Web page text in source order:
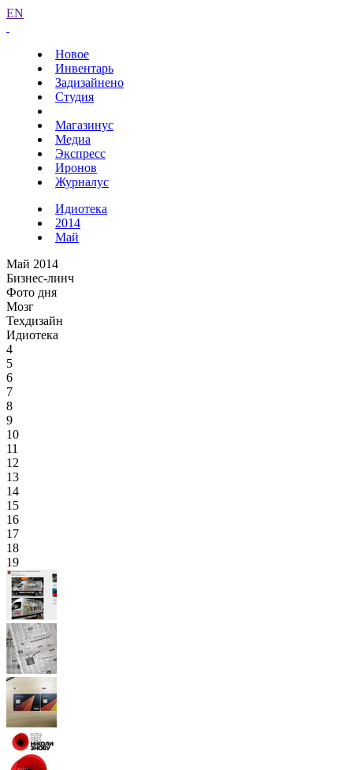
EN
Новое
Инвентарь
Задизайнено
Студия
Магазинус
Медиа
Экспресс
Иронов
Журналус
Идиотека
2014
Май
Май 2014
Бизнес-линч
Фото дня
Мозг
Техдизайн
Идиотека
4
5
6
7
8
9
10
11
12
13
14
15
16
17
18
19